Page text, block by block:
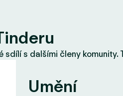
sdílí s dalšími členy
Umění